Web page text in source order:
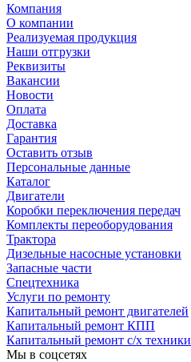
Компания
О компании
Реализуемая продукция
Наши отгрузки
Реквизиты
Вакансии
Новости
Оплата
Доставка
Гарантия
Оставить отзыв
Персональные данные
Каталог
Двигатели
Коробки переключения передач
Комплекты переоборудования
Трактора
Дизельные насосные установки
Запасные части
Спецтехника
Услуги по ремонту
Капитальный ремонт двигателей
Капитальный ремонт КПП
Капитальный ремонт с/х техники
Мы в соцсетях